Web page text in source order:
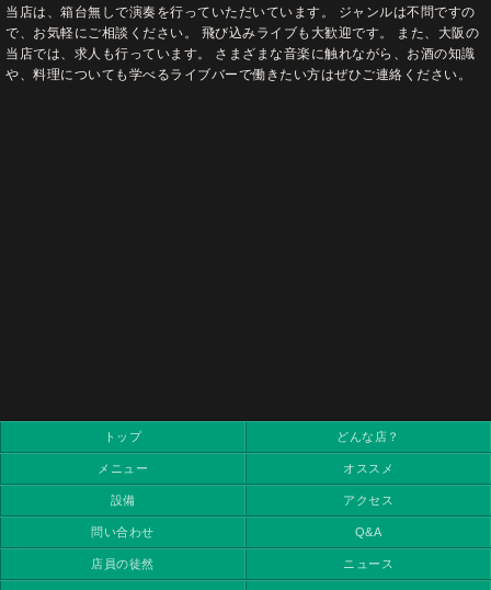
当店は、箱台無しで演奏を行っていただいています。 ジャンルは不問ですの
で、お気軽にご相談ください。 飛び込みライブも大歓迎です。 また、大阪の
当店では、求人も行っています。 さまざまな音楽に触れながら、お酒の知識
や、料理についても学べるライブバーで働きたい方はぜひご連絡ください。
トップ どんな店？
メニュー オススメ
設備 アクセス
問い合わせ Q&A
店員の徒然 ニュース